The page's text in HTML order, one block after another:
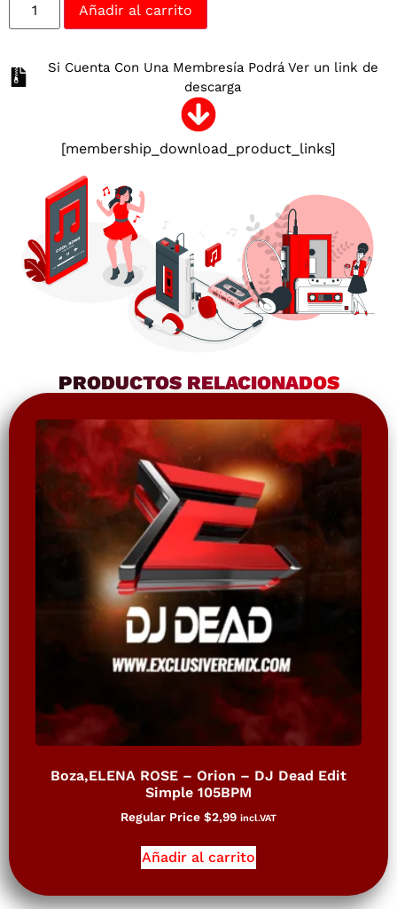
Añadir al carrito
Si Cuenta Con Una Membresía Podrá Ver un link de
descarga
[membership_download_product_links]
PRODUCTOS RELACIONADOS
Boza,ELENA ROSE – Orion – DJ Dead Edit
Simple 105BPM
Regular Price $2,99 incl.VAT
Añadir al carrito